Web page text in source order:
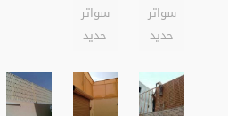
سواتر
حديد
سواتر
حديد